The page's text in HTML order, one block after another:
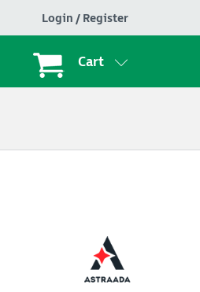
Login / Register
Cart